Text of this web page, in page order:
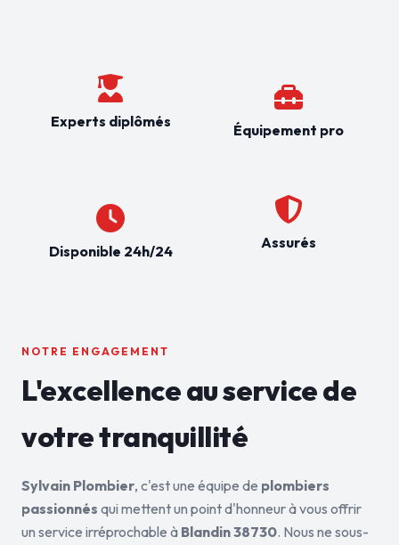
Experts diplômés
Disponible 24h/24
Équipement pro
Assurés
NOTRE ENGAGEMENT
L'excellence au service de
votre tranquillité
Sylvain Plombier, c'est une équipe de plombiers
passionnés qui mettent un point d'honneur à vous offrir
un service irréprochable à Blandin 38730. Nous ne sous-